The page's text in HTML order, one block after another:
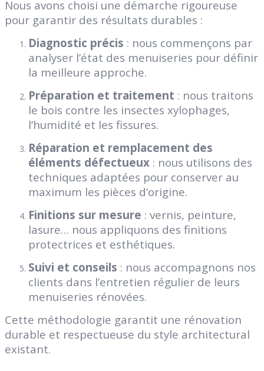
Nous avons choisi une démarche rigoureuse
pour garantir des résultats durables :
Diagnostic précis : nous commençons par
analyser l’état des menuiseries pour définir
la meilleure approche.
Préparation et traitement : nous traitons
le bois contre les insectes xylophages,
l’humidité et les fissures.
Réparation et remplacement des
éléments défectueux : nous utilisons des
techniques adaptées pour conserver au
maximum les pièces d’origine.
Finitions sur mesure : vernis, peinture,
lasure… nous appliquons des finitions
protectrices et esthétiques.
Suivi et conseils : nous accompagnons nos
clients dans l’entretien régulier de leurs
menuiseries rénovées.
Cette méthodologie garantit une rénovation
durable et respectueuse du style architectural
existant.